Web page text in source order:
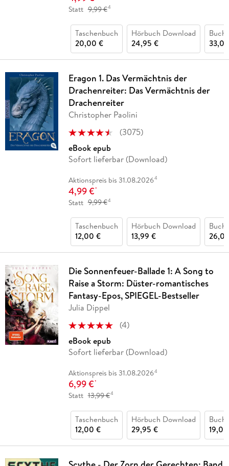
Statt 9,99 €4
Taschenbuch
20,00 €
Hörbuch Download
24,95 €
Buch
Eragon 1. Das Vermächtnis der
Drachenreiter: Das Vermächtnis der
Drachenreiter
Christopher Paolini
(3075)
eBook epub
Sofort lieferbar (Download)
Aktionspreis bis 31.08.20264
4,99 €*
Statt 9,99 €4
Taschenbuch
12,00 €
Hörbuch Download
13,99 €
Buch
Die Sonnenfeuer-Ballade 1: A Song to
Raise a Storm: Düster-romantisches
Fantasy-Epos, SPIEGEL-Bestseller
Julia Dippel
(4)
eBook epub
Sofort lieferbar (Download)
Aktionspreis bis 31.08.20264
6,99 €*
Statt 13,99 €4
Taschenbuch
12,00 €
Hörbuch Download
29,95 €
Buch